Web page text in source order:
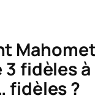
3 fidèles à
fidèles ?